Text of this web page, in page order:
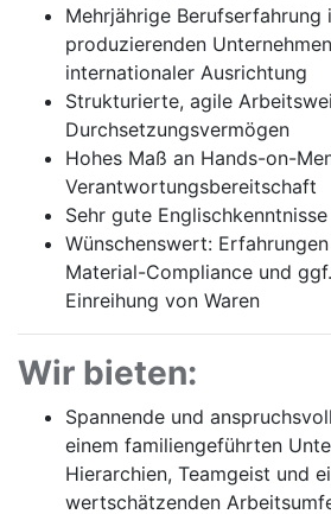
Mehrjährige Berufserfahrung
produzierenden
internationaler Ausrichtung
Strukturierte, agile
Durchsetzungsvermögen
Hohes Maß an Hands-on-
Verantwortungsbereitschaft
Sehr gute
Wünschenswert:
Material-Compliance und
Einreihung von Waren
Wir bieten:
Spannende und
einem familiengeführten
Hierarchien, Teamgeist und
wertschätzenden